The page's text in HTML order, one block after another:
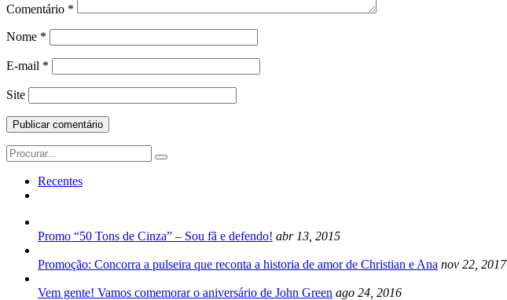
Comentário *
Nome *
E-mail *
Site
Search
for:
Recentes
Promo “50 Tons de Cinza” – Sou fã e defendo! abr 13, 2015
Promoção: Concorra a pulseira que reconta a historia de amor de Christian e Ana nov 22, 2017
Vem gente! Vamos comemorar o aniversário de John Green ago 24, 2016